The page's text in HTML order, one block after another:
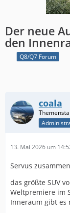
Der neue
den
Q8/Q7 Forum
coala
13. Mai 2026 um
Servus
das größte SUV
Weltpremiere im
Inneraum gibt es